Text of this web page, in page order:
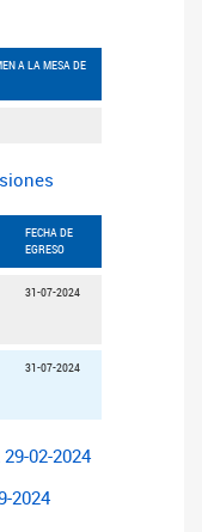
A LA MESA DE
FECHA DE
EGRESO
31-07-2024
31-07-2024
02-2024
2024